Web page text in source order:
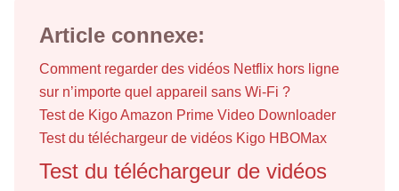
Article connexe:
Comment regarder des vidéos Netflix hors ligne
sur n’importe quel appareil sans Wi-Fi ?
Test de Kigo Amazon Prime Video Downloader
Test du téléchargeur de vidéos Kigo HBOMax
Test du téléchargeur de vidéos